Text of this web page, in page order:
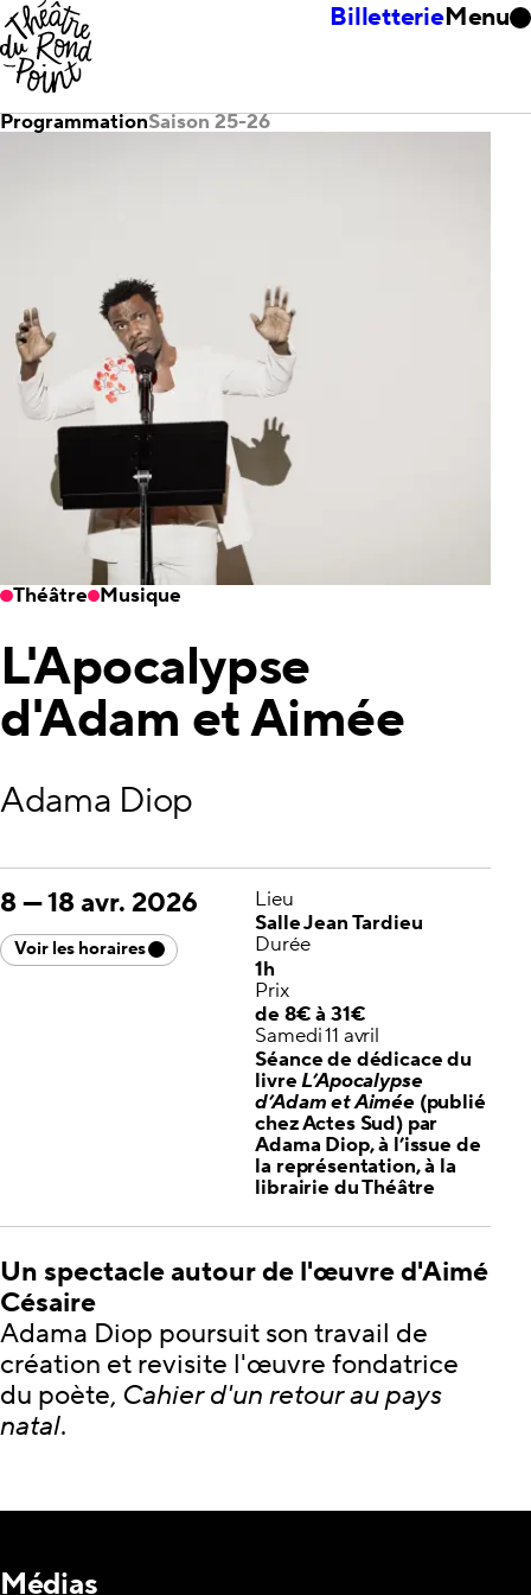
BilletterieMenu
ProgrammationSaison 25-26
Théâtre Musique
L'Apocalypse
d'Adam et Aimée
Adama Diop
8—18 avr. 2026
Voir les horaires
Lieu
Salle Jean Tardieu
Durée
1h
Prix
de 8€ à 31€
Samedi 11 avril
Séance de dédicace du
livreL’Apocalypse
d’Adam et Aimée(publié
chez Actes Sud) par
Adama Diop, à l’issue de
la représentation, à la
librairie du Théâtre
Un spectacle autour de l'œuvre d'Aimé
Césaire
Adama Diop poursuit son travail de
création et revisite l'œuvre fondatrice
du poète, Cahier d'un retour au pays
natal.
Médias